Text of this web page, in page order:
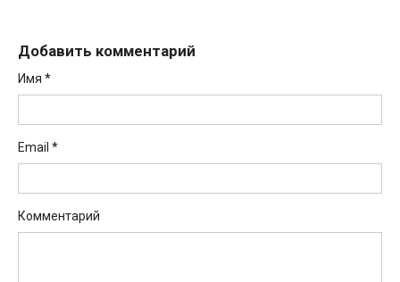
Добавить комментарий
Имя *
Email *
Комментарий